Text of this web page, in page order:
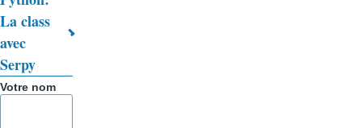
Trucs
&
Astuces
La class
avec
Serpy
Votre nom